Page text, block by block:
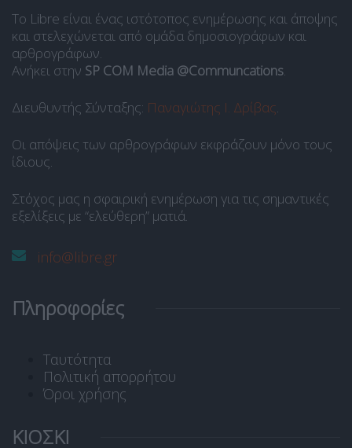
Το Libre είναι ένας ιστότοπος ενημέρωσης και άποψης
και στελεχώνεται από ομάδα δημοσιογράφων και
αρθρογράφων.
Ανήκει στην SP COM Media @Communcations.
Διευθυντής Σύνταξης: Παναγιώτης Ι. Δρίβας.
Οι απόψεις των αρθρογράφων εκφράζουν μόνο τους
ίδιους.
Στόχος μας η σφαιρική ενημέρωση για τις σημαντικές
εξελίξεις με “ελεύθερη” ματιά.
info@libre.gr
Πληροφορίες
Ταυτότητα
Πολιτική απορρήτου
Όροι χρήσης
ΚΙΟΣΚΙ